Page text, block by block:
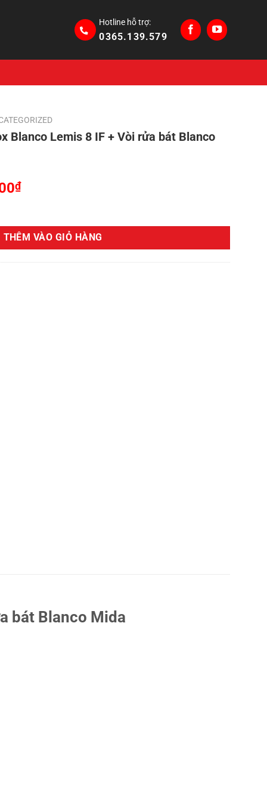
Hotline hỗ trợ:
0365.139.579
Blanco Lemis 8 IF + Vòi rửa bát Blanco
₫Giá
là:
4,390,000₫.
THÊM VÀO GIỎ HÀNG
bát Blanco Mida